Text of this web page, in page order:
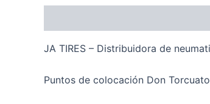
JA TIRES – Distribuidora de
Puntos de colocación Don